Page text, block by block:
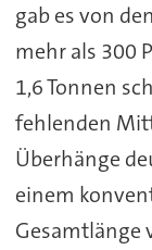
gab es von
mehr als 300
1,6 Tonnen
fehlenden
Überhänge
einem
Gesamtlänge